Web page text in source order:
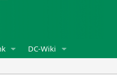
DC-Wiki